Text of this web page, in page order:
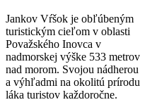
Jankov Vŕšok je obľúbeným
turistickým cieľom v oblasti
Považského Inovca v
nadmorskej výške 533 metrov
nad morom. Svojou nádherou
a výhľadmi na okolitú prírodu
láka turistov každoročne.